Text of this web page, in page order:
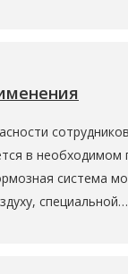
в
система
специальной…